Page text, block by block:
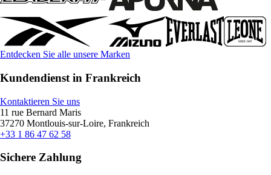
Entdecken Sie alle unsere Marken
Kundendienst in Frankreich
Kontaktieren Sie uns
11 rue Bernard Maris
37270 Montlouis-sur-Loire, Frankreich
+33 1 86 47 62 58
Sichere Zahlung